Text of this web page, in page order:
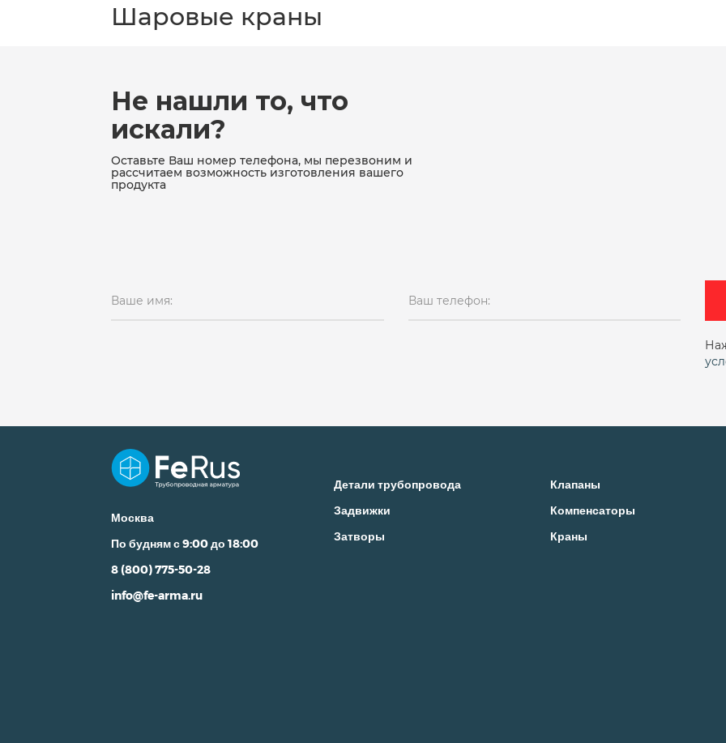
Шаровые краны
Не нашли то, что
искали?
Оставьте Ваш номер телефона, мы перезвоним и
рассчитаем возможность изготовления вашего
продукта
Ваше имя: Ваш телефон:
Москва
По будням с 9:00 до 18:00
8 (800) 775-50-28
info@fe-arma.ru
Детали трубопровода
Задвижки
Затворы
Клапаны
Компенсаторы
Краны